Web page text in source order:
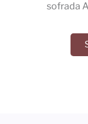
sofrada